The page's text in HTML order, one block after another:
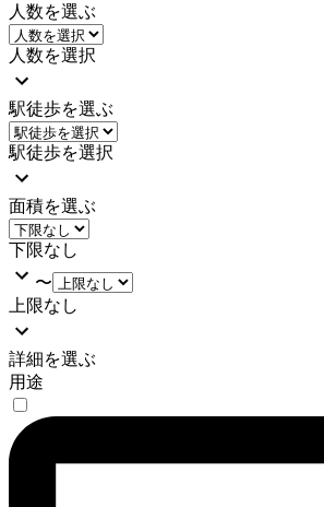
人数を選ぶ
人数を選択
駅徒歩を選ぶ
駅徒歩を選択
面積を選ぶ
下限なし
〜
上限なし
詳細を選ぶ
用途